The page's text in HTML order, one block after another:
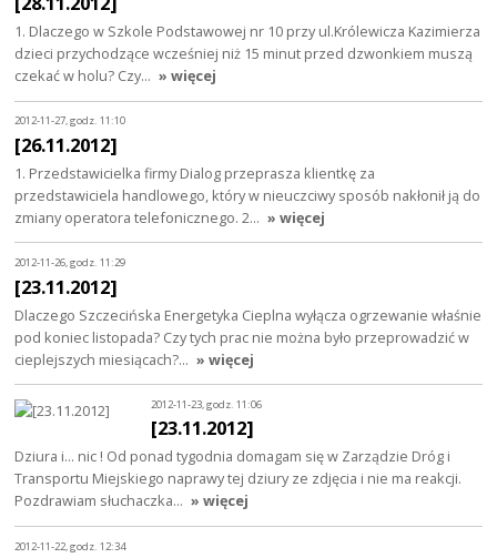
1. Dlaczego w Szkole Podstawowej nr 10 przy ul.Królewicza Kazimierza
dzieci przychodzące wcześniej niż 15 minut przed dzwonkiem muszą
czekać w holu? Czy… » więcej
2012-11-27, godz. 11:10
[26.11.2012]
1. Przedstawicielka firmy Dialog przeprasza klientkę za
przedstawiciela handlowego, który w nieuczciwy sposób nakłonił ją do
zmiany operatora telefonicznego. 2… » więcej
2012-11-26, godz. 11:29
[23.11.2012]
Dlaczego Szczecińska Energetyka Cieplna wyłącza ogrzewanie właśnie
pod koniec listopada? Czy tych prac nie można było przeprowadzić w
cieplejszych miesiącach?… » więcej
2012-11-23, godz. 11:06
[23.11.2012]
Dziura i... nic ! Od ponad tygodnia domagam się w Zarządzie Dróg i
Transportu Miejskiego naprawy tej dziury ze zdjęcia i nie ma reakcji.
Pozdrawiam słuchaczka… » więcej
2012-11-22, godz. 12:34